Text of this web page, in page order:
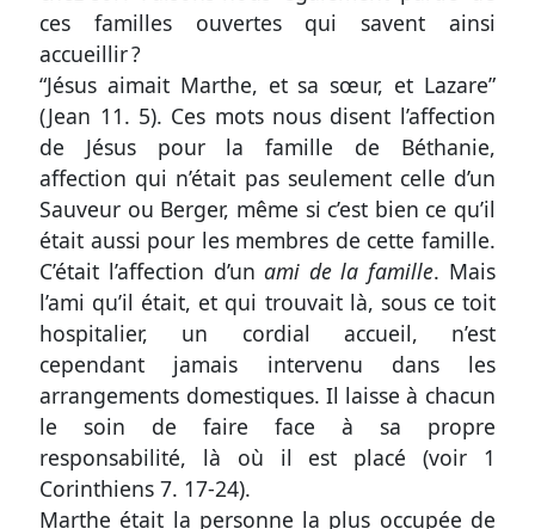
ces familles ouvertes qui savent ainsi
accueillir ?
“Jésus aimait Marthe, et sa sœur, et Lazare”
(Jean 11. 5). Ces mots nous disent l’affection
de Jésus pour la famille de Béthanie,
affection qui n’était pas seulement celle d’un
Sauveur ou Berger, même si c’est bien ce qu’il
était aussi pour les membres de cette famille.
C’était l’affection d’unami de la famille. Mais
l’ami qu’il était, et qui trouvait là, sous ce toit
hospitalier, un cordial accueil, n’est
cependant jamais intervenu dans les
arrangements domestiques. Il laisse à chacun
le soin de faire face à sa propre
responsabilité, là où il est placé (voir 1
Corinthiens 7. 17-24).
Marthe était la personne la plus occupée de
Participer
aux
coûts
du
site